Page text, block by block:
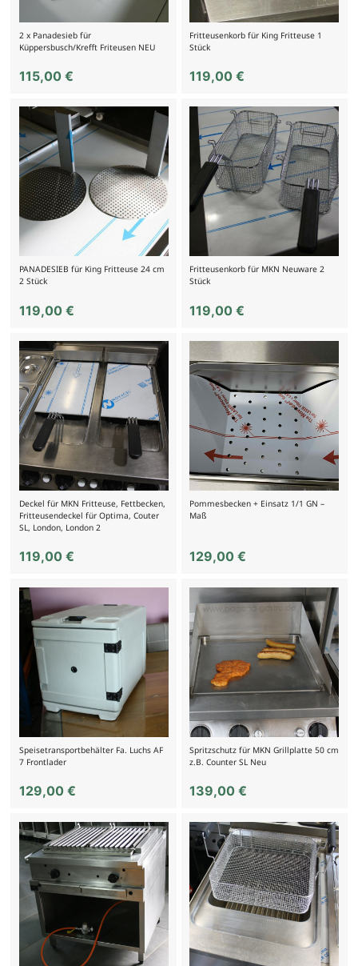
2 x Panadesieb für
Küppersbusch/Krefft Friteusen NEU
115,00 €
Fritteusenkorb für King Fritteuse 1
Stück
119,00€
PANADESIEB für King Fritteuse 24 cm
2 Stück
119,00 €
Fritteusenkorb für MKN Neuware 2
Stück
119,00€
Deckel für MKN Fritteuse, Fettbecken,
Fritteusendeckel für Optima, Couter
SL, London, London 2
119,00 €
Pommesbecken + Einsatz 1/1 GN –
Maß
129,00€
Speisetransportbehälter Fa. Luchs AF
7 Frontlader
129,00 €
Spritzschutz für MKN Grillplatte 50 cm
z.B. Counter SL Neu
139,00€